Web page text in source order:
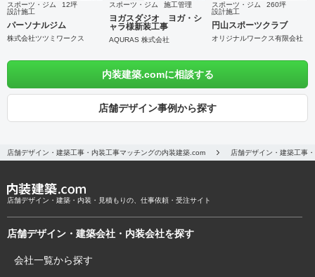
スポーツ・ジム
12坪
設計施工
パーソナルジム
株式会社ツツミワークス
スポーツ・ジム 施工管理
ヨガスダジオ ヨガ・シ
ャラ様新装工事
AQURAS 株式会社
スポーツ・ジム
260坪
設計施工
円山スポーツクラブ
オリジナルワークス有限会社
内装建築.comに相談する
店舗デザイン事例から探す
店舗デザイン・建築工事・内装工事マッチングの内装建築.com 店舗デザイン・建築工事
店舗デザイン・建築・内装・見積もりの、仕事依頼・受注サイト
店舗デザイン・建築会社・内装会社を探す
会社一覧から探す